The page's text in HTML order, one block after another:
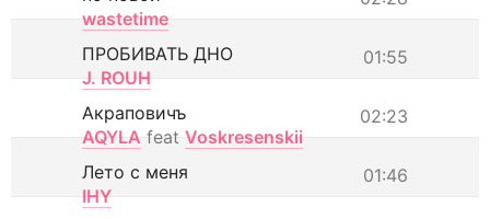
wastetime
01:55
ПРОБИВАТЬ ДНО
J. ROUH
02:23
Акраповичъ
AQYLA feat Voskresenskii
01:46
Лето с меня
IHY